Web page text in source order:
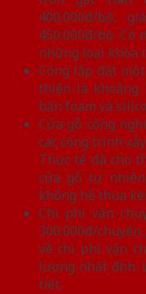
400.000đ/bộ,
450.000đ/bộ. Có
những loại khóa
Công lắp đặt
thiện là khoảng
bắn foam và
Cửa gỗ công
các công trình
Thực tế đã cho
cửa gỗ tự
không hề thua
Chi phí vận
300.000đ/chuyến.
về chi phí vận
lượng nhất định.
tiết.